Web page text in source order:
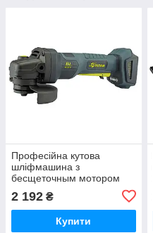
Професійна кутова
шліфмашина з
бесщеточным мотором
Brushless
2 192 ₴
Купити